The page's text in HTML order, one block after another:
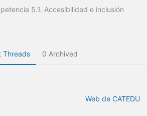
5.1. Accesibilidad e inclusión
Threads 0 Archived
Web de CATEDU